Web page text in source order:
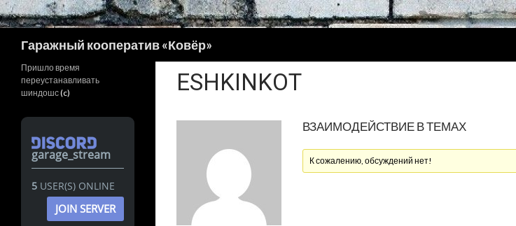
Гаражный кооператив «Ковёр»
ESHKINKOT
ВЗАИМОДЕЙСТВИЕ В ТЕМАХ
К сожалению, обсуждений нет!
Пришло время
переустанавливать
шиндошс(c)
garage_stream
5 USER(S) ONLINE
JOIN SERVER